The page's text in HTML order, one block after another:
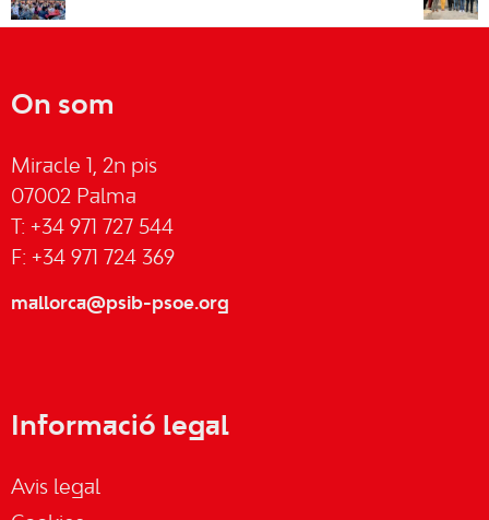
On som
Miracle 1, 2n pis
07002 Palma
T: +34 971 727 544
F: +34 971 724 369
mallorca@psib-psoe.org
Informació legal
Avis legal